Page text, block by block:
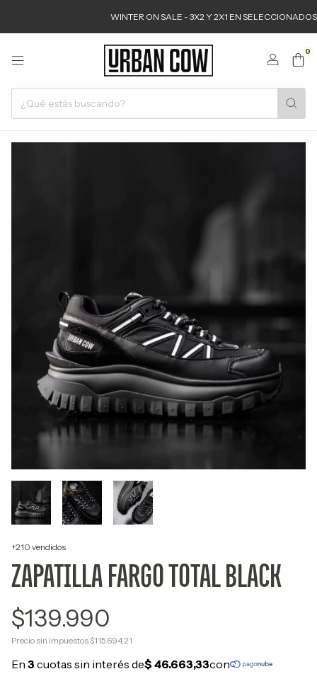
WINTER ON SALE - 3X2 Y 2X1 EN SELECCIONADOS 6
0
+210 vendidos
ZAPATILLA FARGO TOTAL BLACK
$139.990
Precio sin impuestos $115.694,21